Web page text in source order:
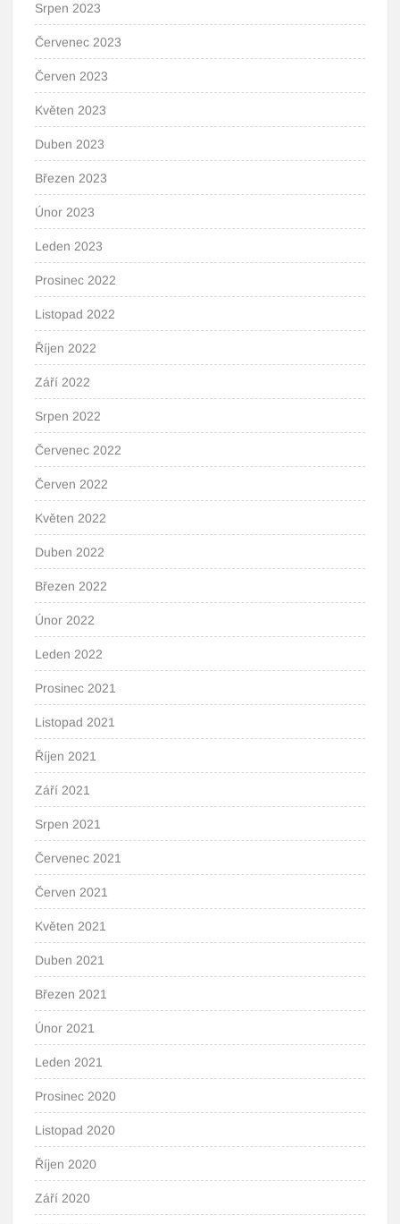
Srpen 2023
Červenec 2023
Červen 2023
Květen 2023
Duben 2023
Březen 2023
Únor 2023
Leden 2023
Prosinec 2022
Listopad 2022
Říjen 2022
Září 2022
Srpen 2022
Červenec 2022
Červen 2022
Květen 2022
Duben 2022
Březen 2022
Únor 2022
Leden 2022
Prosinec 2021
Listopad 2021
Říjen 2021
Září 2021
Srpen 2021
Červenec 2021
Červen 2021
Květen 2021
Duben 2021
Březen 2021
Únor 2021
Leden 2021
Prosinec 2020
Listopad 2020
Říjen 2020
Září 2020